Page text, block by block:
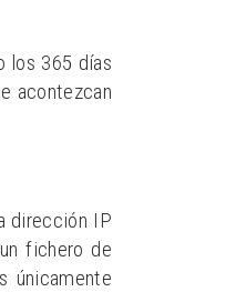
los 365 días
acontezcan
dirección IP
fichero de
únicamente